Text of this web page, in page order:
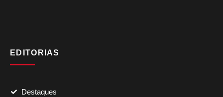
EDITORIAS
Destaques